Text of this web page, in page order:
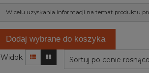
W celu uzyskania informacji na temat produktu
Dodaj wybrane do koszyka
Widok Sortuj po cenie rosnąco